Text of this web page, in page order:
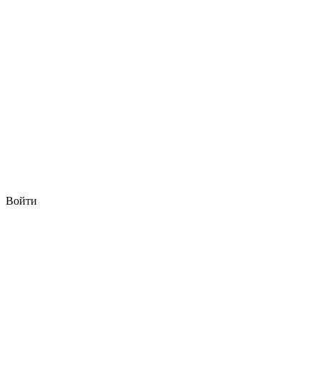
Войти